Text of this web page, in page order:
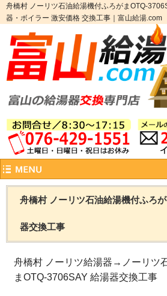
舟橋村 ノーリツ石油給湯機付ふろがまOTQ-
器・ボイラー 激安価格 交換工事｜富山給湯.com
舟橋村 ノーリツ石油給湯機付ふろ
器交換工事
舟橋村 ノーリツ給湯器→ノーリツ
まOTQ-3706SAY 給湯器交換工事